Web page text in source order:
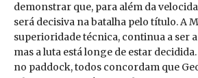
demonstrar que, para além da
será decisiva na batalha pelo título. A
superioridade técnica, continua a ser
mas a luta está longe de estar
no paddock, todos concordam que